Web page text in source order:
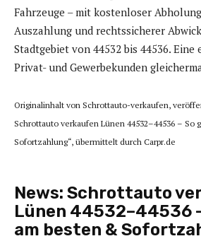
Fahrzeuge – mit kostenloser
Auszahlung und rechtssicherer
Stadtgebiet von 44532 bis 44536.
Privat- und Gewerbekunden
Originalinhalt von Schrottauto-verkaufen,
Schrottauto verkaufen Lünen 44532–44536 – So
Sofortzahlung“, übermittelt durch Carpr.de
News: Schrottauto
Lünen 44532–44536
am besten &